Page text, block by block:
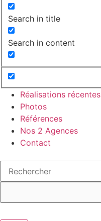
Search in title
Search in content
Réalisations récentes
Photos
Références
Nos 2 Agences
Contact